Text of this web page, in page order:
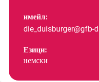
имейл:
die_duisburger@gfb-
Езици:
немски